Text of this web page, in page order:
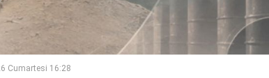
Cumartesi 16:28